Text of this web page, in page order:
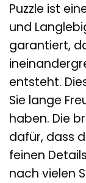
Puzzle ist
und
garantiert,
entsteht.
Sie lange
haben. Die
dafür, dass
feinen
nach vielen